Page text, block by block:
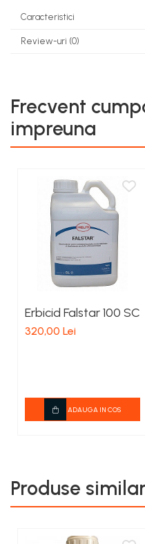
Caracteristici
Review-uri (0)
Frecvent
impreuna
Erbicid Falstar 100 SC
320,00 Lei
ADAUGA IN COS
Produse